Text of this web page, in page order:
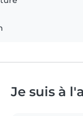
Je suis à